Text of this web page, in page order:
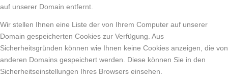
auf unserer Domain entfernt.
Wir stellen Ihnen eine Liste der von Ihrem Computer auf unserer
Domain gespeicherten Cookies zur Verfügung. Aus
Sicherheitsgründen können wie Ihnen keine Cookies anzeigen, die von
anderen Domains gespeichert werden. Diese können Sie in den
Sicherheitseinstellungen Ihres Browsers einsehen.